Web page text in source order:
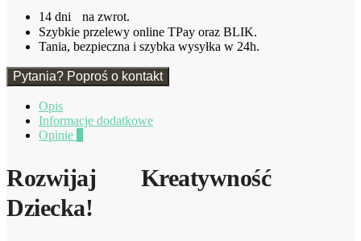
Podpórką
kart
Floss
Rock
14 dni na zwrot.
Szybkie przelewy online TPay oraz BLIK.
Tania, bezpieczna i szybka wysyłka w 24h.
Pytania? Poproś o kontakt
Opis
Informacje dodatkowe
Opinie
Rozwijaj Kreatywność
Dziecka!